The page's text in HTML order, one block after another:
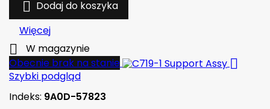
 Dodaj do koszyka
Więcej

W magazynie
Obecnie brak na stanie

Szybki podgląd
Indeks: 9A0D-57823